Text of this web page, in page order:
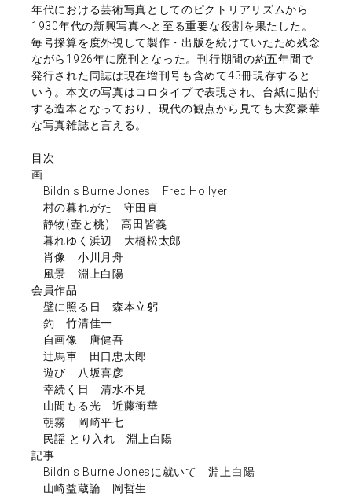
年代における芸術写真としてのピクトリアリズムから
1930年代の新興写真へと至る重要な役割を果たした。
毎号採算を度外視して製作・出版を続けていたため残念
ながら1926年に廃刊となった。刊行期間の約五年間で
発行された同誌は現在増刊号も含めて43冊現存すると
いう。本文の写真はコロタイプで表現され、台紙に貼付
する造本となっており、現代の観点から見ても大変豪華
な写真雑誌と言える。
目次
画
Bildnis Burne Jones Fred Hollyer
村の暮れがた 守田直
静物(壺と桃) 高田皆義
暮れゆく浜辺 大橋松太郎
肖像 小川月舟
風景 淵上白陽
会員作品
壁に照る日 森本立躬
釣 竹清佳一
自画像 唐健吾
辻馬車 田口忠太郎
遊び 八坂喜彦
幸続く日 清水不見
山間もる光 近藤衝華
朝霧 岡崎平七
民謡 とり入れ 淵上白陽
記事
Bildnis Burne Jonesに就いて 淵上白陽
山崎益蔵論 岡哲生